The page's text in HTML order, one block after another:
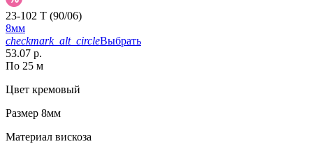
23-102 T (90/06)
8мм
checkmark_alt_circleВыбрать
53.07 р.
По 25 м
Цвет кремовый
Размер 8мм
Материал вискоза